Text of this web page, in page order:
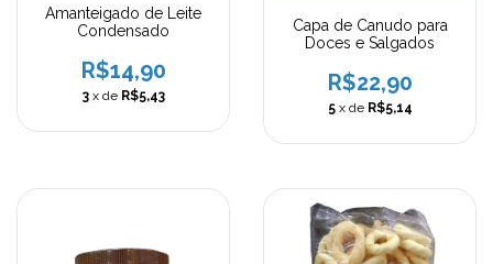
Amanteigado de Leite
Condensado
R$14,90
3 x de R$5,43
Capa de Canudo para
Doces e Salgados
R$22,90
5 x de R$5,14